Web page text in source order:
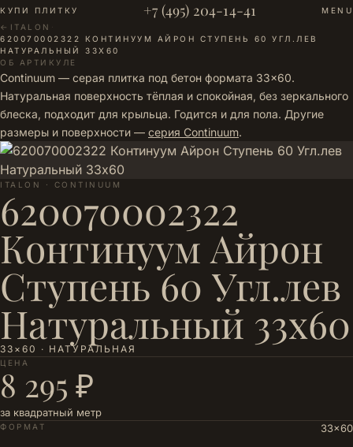
КУПИ ПЛИТКУ +7 (495) 204-14-41
MENU
← ITALON ·
620070002322 КОНТИНУУМ АЙРОН СТУПЕНЬ 60 УГЛ.ЛЕВ
НАТУРАЛЬНЫЙ 33Х60
ОБ АРТИКУЛЕ
Continuum — серая плитка под бетон формата 33×60.
Натуральная поверхность тёплая и спокойная, без зеркального
блеска, подходит для крыльца. Годится и для пола. Другие
размеры и поверхности — серия Continuum.
ITALON · CONTINUUM
620070002322
Континуум Айрон
Ступень 60 Угл.лев
Натуральный 33х60
33×60 · НАТУРАЛЬНАЯ
ЦЕНА
8 295 ₽
за квадратный метр
ФОРМАТ 33×60